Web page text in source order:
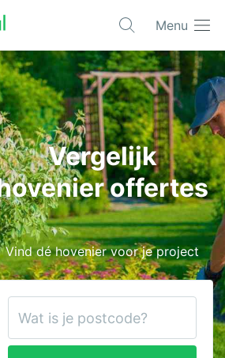
Menu
Vergelijk
offertes
Vind dé hovenier voor je project